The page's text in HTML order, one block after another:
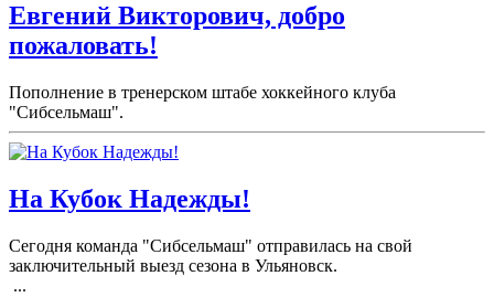
Евгений Викторович, добро
пожаловать!
Пополнение в тренерском штабе хоккейного клуба
"Сибсельмаш".
На Кубок Надежды!
Сегодня команда "Сибсельмаш" отправилась на свой
заключительный выезд сезона в Ульяновск.
...